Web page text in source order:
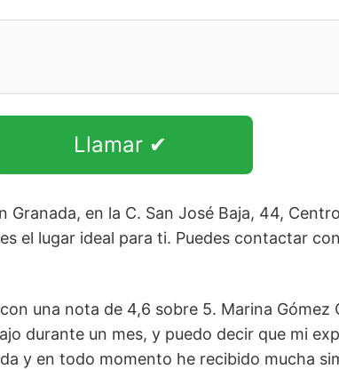
Llamar ✔
Granada, en la C. San José Baja, 44,
el lugar ideal para ti. Puedes contactar
una nota de 4,6 sobre 5. Marina Gómez
durante un mes, y puedo decir que mi
y en todo momento he recibido mucha